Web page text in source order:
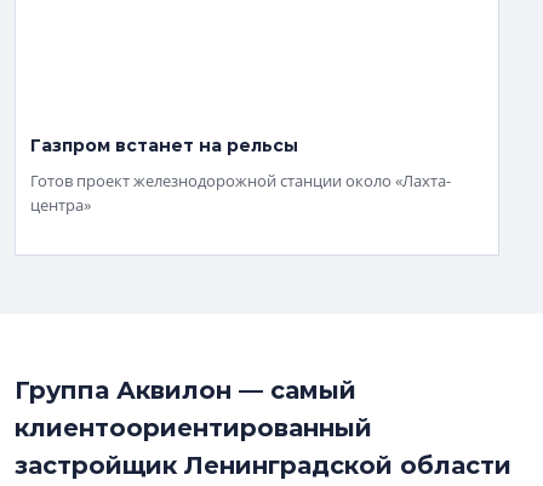
Газпром встанет на рельсы
Готов проект железнодорожной станции около «Лахта-
центра»
Группа Аквилон — самый
клиентоориентированный
застройщик Ленинградской области